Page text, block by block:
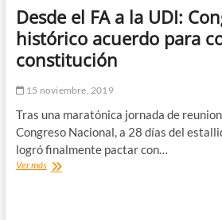
Desde el FA a la UDI:
histórico acuerdo para
constitución
15 noviembre, 2019
Tras una maratónica jornada de
Congreso Nacional, a 28 días del
logró finalmente pactar con…
Ver másDesde